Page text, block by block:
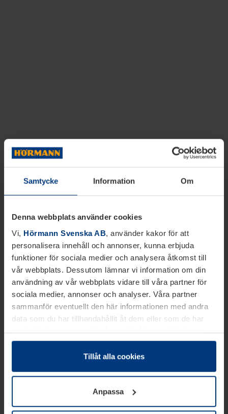
Samtycke Information Om
Denna webbplats använder cookies
Vi, Hörmann Svenska AB, använder kakor för att
personalisera innehåll och annonser, kunna erbjuda
funktioner för sociala medier och analysera åtkomst till
vår webbplats. Dessutom lämnar vi information om din
användning av vår webbplats vidare till våra partner för
sociala medier, annonser och analyser. Våra partner
sammanför eventuellt den här informationen med andra
data som du har tillhandahållit åt dem eller som de har
samlat in inom ramen för din användning av tjänsterna.
Juridiskt kan vi lagra kakor på din enhet, om de är
absolut nödvändiga för driften av den här webbplatsen.
godkännande kan du när som helst ändra eller återkalla i
informationen om kakor underDataskyddsförklaring
vår webbplats.
Tillåt alla cookies
Anpassa